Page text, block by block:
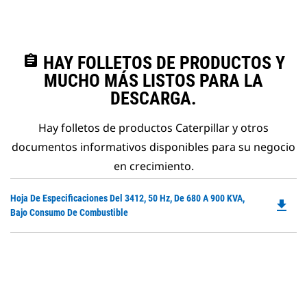
assignment HAY FOLLETOS DE PRODUCTOS Y
MUCHO MÁS LISTOS PARA LA
DESCARGA.
Hay folletos de productos Caterpillar y otros
documentos informativos disponibles para su negocio
en crecimiento.
Hoja De Especificaciones Del 3412, 50 Hz, De 680 A 900 KVA,
Bajo Consumo De Combustible
file_download